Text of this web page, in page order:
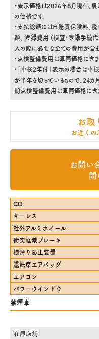
・表示価格は2026年8月現在、
の価格です。
・支払総額には自賠責保険料、
額、 登録費用 (検査・登録手続
入の際に必要な全ての費用が含ま
・点検整備費用は車両価格に含ま
・「車検2年付」表示の場合は車
が半年を切っているもので、24カ
期点検整備費用は車両価格に含
お
お近く
お問い
CD
キーレス
社外アルミホイール
衝突軽減ブレーキ
横滑り防止装置
運転席エアバッグ
エアコン
パワーウインドウ
禁煙車
在庫店舗